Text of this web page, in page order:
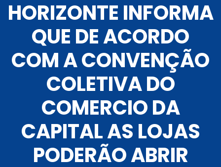
HORIZONTE INFORMA
QUE DE ACORDO
COM A CONVENÇÃO
COLETIVA DO
COMERCIO DA
CAPITAL AS LOJAS
PODERÃO ABRIR